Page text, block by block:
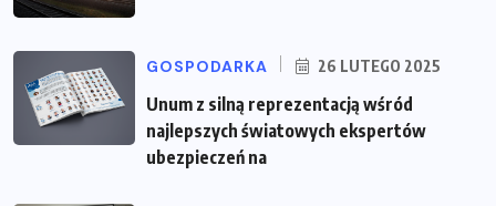
GOSPODARKA 26 LUTEGO 2025
Unum z silną reprezentacją wśród
najlepszych światowych ekspertów
ubezpieczeń na